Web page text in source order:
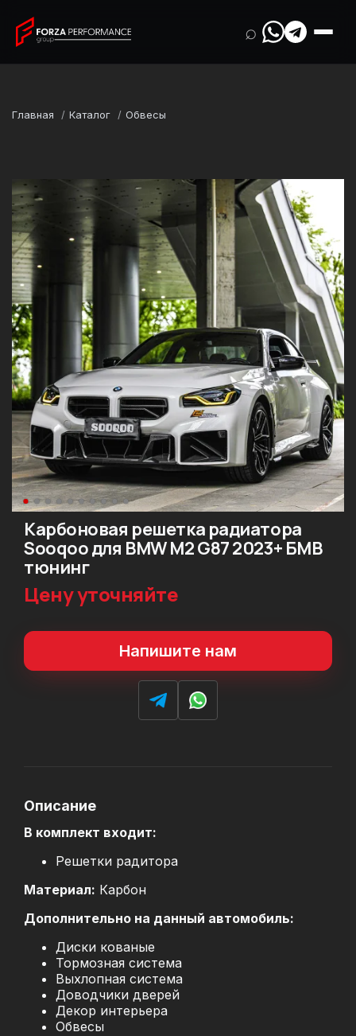
⌕
Главная Каталог Обвесы
Карбоновая решетка радиатора
Sooqoo для BMW M2 G87 2023+ БМВ
тюнинг
Цену уточняйте
Напишите нам
Описание
В комплект входит:
Решетки радитора
Материал: Карбон
Дополнительно на данный автомобиль:
Диски кованые
Тормозная система
Выхлопная система
Доводчики дверей
Декор интерьера
Обвесы
Марка
BMW
Модель